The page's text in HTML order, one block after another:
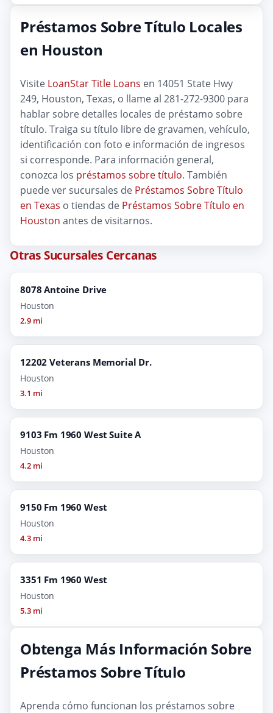
Préstamos Sobre Título Locales
en Houston
Visite LoanStar Title Loans en 14051 State Hwy
249, Houston, Texas, o llame al 281-272-9300 para
hablar sobre detalles locales de préstamo sobre
título. Traiga su título libre de gravamen, vehículo,
identificación con foto e información de ingresos
si corresponde. Para información general,
conozca los préstamos sobre título. También
puede ver sucursales de Préstamos Sobre Título
en Texas o tiendas de Préstamos Sobre Título en
Houston antes de visitarnos.
Otras Sucursales Cercanas
8078 Antoine Drive
Houston
2.9 mi
12202 Veterans Memorial Dr.
Houston
3.1 mi
9103 Fm 1960 West Suite A
Houston
4.2 mi
9150 Fm 1960 West
Houston
4.3 mi
3351 Fm 1960 West
Houston
5.3 mi
Obtenga Más Información Sobre
Préstamos Sobre Título
Aprenda cómo funcionan los préstamos sobre